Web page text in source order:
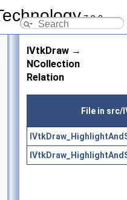
7.9.0
IVtkDraw →
NCollection
Relation
File in src/